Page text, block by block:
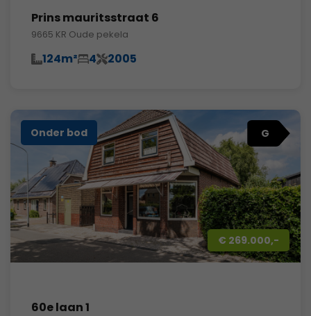
Prins mauritsstraat 6
9665 KR Oude pekela
124m² 4 2005
G
Onder bod
€ 269.000,-
60e laan 1